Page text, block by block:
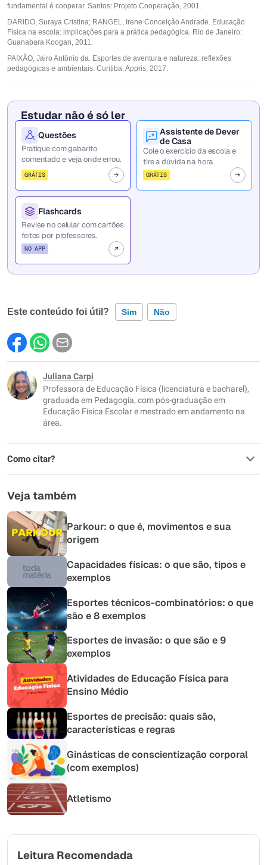
fundamental é cooperar. Santos: Projeto Cooperação, 2001.
DARIDO, Suraya Cristina; RANGEL, Irene Conceição Andrade. Educação
Física na escola: implicações para a prática pedagógica. Rio de Janeiro:
Guanabara Koogan, 2011.
PAIXÃO, Jairo Antônio da. Esportes de aventura e natureza: reflexões
pedagógicas e ambientais. Curitiba: Appris, 2017.
Estudar não é só ler
Questões
Pratique com gabarito
comentado e veja onde errou.
GRÁTIS
Assistente de Dever
de Casa
Cole o exercício da escola e
tire a dúvida na hora.
GRÁTIS
Flashcards
Revise no celular com cartões
feitos por professores.
NO APP
Este conteúdo foi útil? Sim Não
Este conteúdo contém informação incorreta
Este conteúdo não tem a informação que procuro
Outro
Juliana Carpi
Professora de Educação Física (licenciatura e bacharel),
graduada em Pedagogia, com pós-graduação em
Educação Física Escolar e mestrado em andamento na
área.
Como citar?
Veja também
Parkour: o que é, movimentos e sua
origem
Capacidades físicas: o que são, tipos e
exemplos
Esportes técnicos-combinatórios: o que
são e 8 exemplos
Esportes de invasão: o que são e 9
exemplos
Atividades de Educação Física para
Ensino Médio
Esportes de precisão: quais são,
características e regras
Ginásticas de conscientização corporal
(com exemplos)
Atletismo
Leitura Recomendada